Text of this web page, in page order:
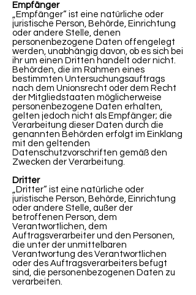
Empfänger
„Empfänger“ ist eine natürliche oder
juristische Person, Behörde, Einrichtung
oder andere Stelle, denen
personenbezogene Daten offengelegt
werden, unabhängig davon, ob es sich bei
ihr um einen Dritten handelt oder nicht.
Behörden, die im Rahmen eines
bestimmten Untersuchungsauftrags
nach dem Unionsrecht oder dem Recht
der Mitgliedstaaten möglicherweise
personenbezogene Daten erhalten,
gelten jedoch nicht als Empfänger; die
Verarbeitung dieser Daten durch die
genannten Behörden erfolgt im Einklang
mit den geltenden
Datenschutzvorschriften gemäß den
Zwecken der Verarbeitung.
Dritter
„Dritter“ ist eine natürliche oder
juristische Person, Behörde, Einrichtung
oder andere Stelle, außer der
betroffenen Person, dem
Verantwortlichen, dem
Auftragsverarbeiter und den Personen,
die unter der unmittelbaren
Verantwortung des Verantwortlichen
oder des Auftragsverarbeiters befugt
sind, die personenbezogenen Daten zu
verarbeiten.